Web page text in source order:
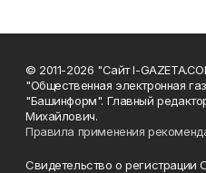
© 2011-2026 "Сайт I-
"Общественная электронная
"Башинформ". Главный
Михайлович.
Правила применения
Свидетельство о